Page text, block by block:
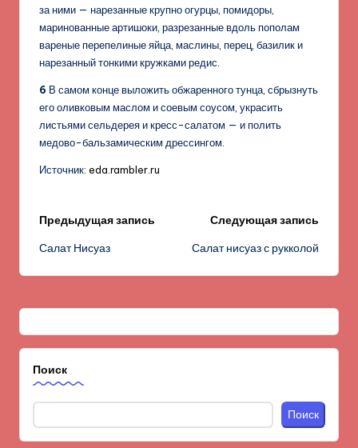
за ними — нарезанные крупно огурцы, помидоры,
маринованные артишоки, разрезанные вдоль пополам
вареные перепелиные яйца, маслины, перец, базилик и
нарезанный тонкими кружками редис.
6 В самом конце выложить обжаренного тунца, сбрызнуть
его оливковым маслом и соевым соусом, украсить
листьями сельдерея и кресс-салатом — и полить
медово-бальзамическим дрессингом.
Источник: eda.rambler.ru
Навигация
записи
Предыдущая запись
Салат Нисуаз
Следующая запись
Салат нисуаз с рукколой
Поиск
Поиск